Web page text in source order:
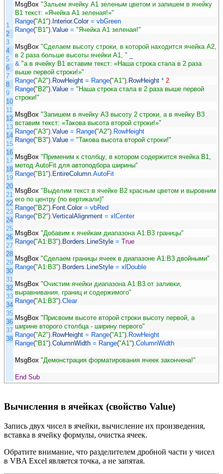
1
2
3
4
5
6
7
8
9
10
11
12
13
14
15
16
17
18
19
20
21
22
23
24
25
26
27
28
29
30
31
32
33
34
35
36
37
38
MsgBox "Зальем ячейку A1 зеленым цветом и запишем в ячейку
B1 текст: «Ячейка A1 зеленая!»"
Range("A1"). Interior.Color = vbGreen
Range("B1").Value = "Ячейка A1 зеленая!"
MsgBox "Сделаем высоту строки, в которой находится ячейка A2,
в 2 раза больше высоты ячейки A1, "
& "а в ячейку B1 вставим текст: «Наша строка стала в 2 раза
выше первой строки!»"
Range("A2"). RowHeight = Range("A1"). RowHeight * 2
Range("B2").Value = "Наша строка стала в 2 раза выше первой
строки!"
MsgBox "Запишем в ячейку A3 высоту 2 строки, а в ячейку B3
вставим текст: «Такова высота второй строки!»"
Range("A3").Value = Range("A2"). RowHeight
Range("B3").Value = "Такова высота второй строки!"
MsgBox "Применим к столбцу, в котором содержится ячейка B1,
метод AutoFit для автоподбора ширины"
Range("B1"). EntireColumn.AutoFit
MsgBox "Выделим текст в ячейке B2 красным цветом и выровним
его по центру (по вертикали)"
Range("B2"). Font.Color = vbRed
Range("B2").VerticalAlignment = xlCenter
MsgBox "Добавим к ячейкам диапазона A1:B3 границы"
Range("A1:B3"). Borders. LineStyle = True
MsgBox "Сделаем границы ячеек в диапазоне A1:B3 двойными"
Range("A1:B3"). Borders. LineStyle = xlDouble
MsgBox "Очистим ячейки диапазона A1:B3 от заливки,
выравнивания, границ и содержимого"
Range("A1:B3").Clear
MsgBox "Присвоим высоте второй строки высоту первой, а
ширине второго столбца - ширину первого"
Range("A2"). RowHeight = Range("A1"). RowHeight
Range("B1").ColumnWidth = Range("A1").ColumnWidth
MsgBox "Демонстрация форматирования ячеек закончена!"
End Sub
Вычисления в ячейках (свойство Value)
Запись двух чисел в ячейки, вычисление их произведения,
вставка в ячейку формулы, очистка ячеек.
Обратите внимание, что разделителем дробной части у чисел
в VBA Excel является точка, а не запятая.